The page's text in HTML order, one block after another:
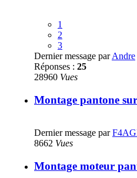
1
2
3
Dernier message parAndre
Réponses : 25
28960 Vues
Montage pantone
Dernier message par
8662 Vues
Montage moteur